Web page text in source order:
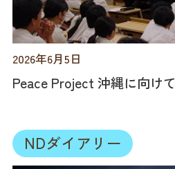
2026年6月5日
Peace Project 沖縄に向けて
NDダイアリー